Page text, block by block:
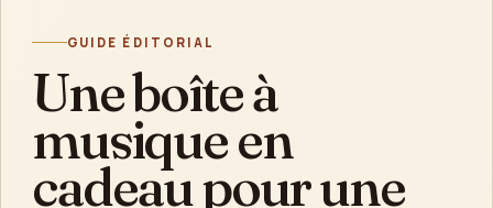
GUIDE ÉDITORIAL
Une boîte à
musique en
cadeau pour une